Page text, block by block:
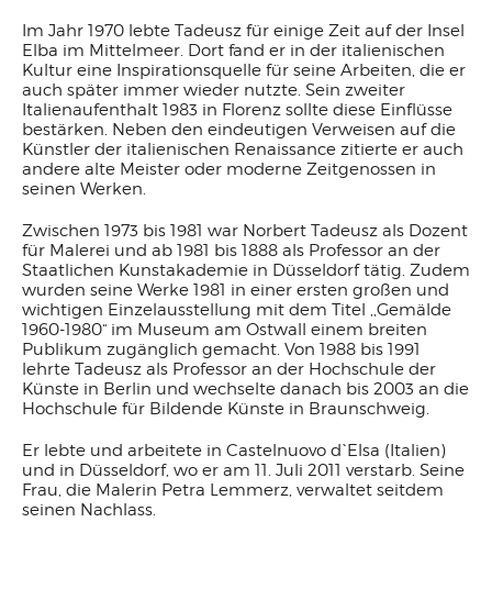
Im Jahr 1970 lebte Tadeusz für einige Zeit auf der Insel
Elba im Mittelmeer. Dort fand er in der italienischen
Kultur eine Inspirationsquelle für seine Arbeiten, die er
auch später immer wieder nutzte. Sein zweiter
Italienaufenthalt 1983 in Florenz sollte diese Einflüsse
bestärken. Neben den eindeutigen Verweisen auf die
Künstler der italienischen Renaissance zitierte er auch
andere alte Meister oder moderne Zeitgenossen in
seinen Werken.
Zwischen 1973 bis 1981 war Norbert Tadeusz als Dozent
für Malerei und ab 1981 bis 1888 als Professor an der
Staatlichen Kunstakademie in Düsseldorf tätig. Zudem
wurden seine Werke 1981 in einer ersten großen und
wichtigen Einzelausstellung mit dem Titel ,‚Gemälde
1960-1980“ im Museum am Ostwall einem breiten
Publikum zugänglich gemacht. Von 1988 bis 1991
lehrte Tadeusz als Professor an der Hochschule der
Künste in Berlin und wechselte danach bis 2003 an die
Hochschule für Bildende Künste in Braunschweig.
Er lebte und arbeitete in Castelnuovo d`Elsa (Italien)
und in Düsseldorf, wo er am 11. Juli 2011 verstarb. Seine
Frau, die Malerin Petra Lemmerz, verwaltet seitdem
seinen Nachlass.